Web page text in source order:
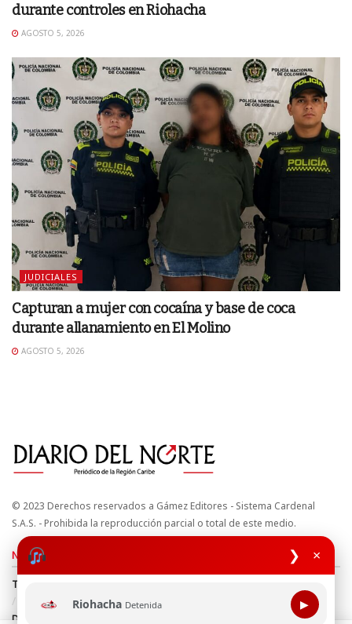
❯ ×
Riohacha Detenida ▶
durante controles en Riohacha
AGOSTO 5, 2026
JUDICIALES
Capturan a mujer con cocaína y base de coca
durante allanamiento en El Molino
AGOSTO 5, 2026
© 2023 Derechos reservados a Gámez Editores - Sistema Cardenal
S.A.S. - Prohibida la reproducción parcial o total de este medio.
Nuestros sitios
Términos y Condiciones
Política de uso de cookies
Política de Tratamiento de Datos
Directrices Editoriales